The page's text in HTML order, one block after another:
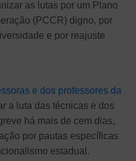
as lutas por um Plano
(PCCR) digno, por
e por reajuste
e dos professores da
a luta das técnicas e dos
há mais de cem dias,
por pautas específicas
estadual.